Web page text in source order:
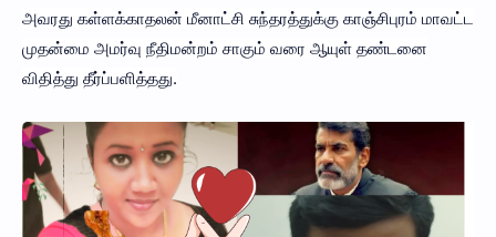
அவரது கள்ளக்காதலன் மீனாட்சி சுந்தரத்துக்கு காஞ்சிபுரம் மாவட்ட
முதன்மை அமர்வு நீதிமன்றம் சாகும் வரை ஆயுள் தண்டனை
விதித்து தீர்ப்பளித்தது.